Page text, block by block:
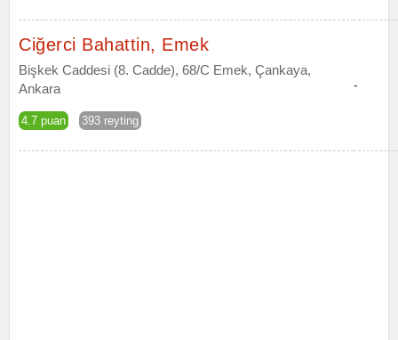
Ciğerci Bahattin, Emek
Bişkek Caddesi (8. Cadde), 68/C Emek, Çankaya,
Ankara
4.7 puan 393 reyting
-